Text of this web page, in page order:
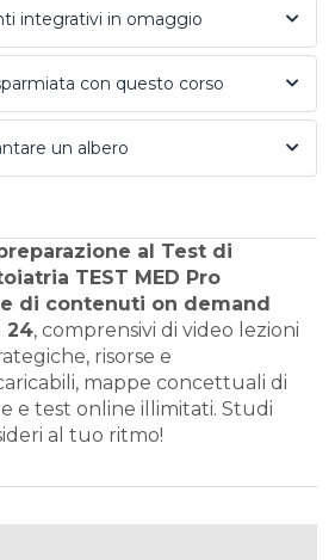
integrativi in omaggio
con questo corso
un albero
al Test di
TEST MED Pro
di contenuti on demand
24, comprensivi di video lezioni
risorse e
mappe concettuali di
e test online illimitati. Studi
al tuo ritmo!